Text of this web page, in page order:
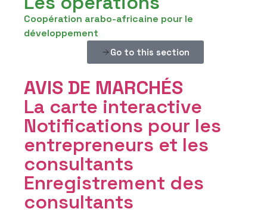
Coopération arabo-africaine pour le
développement
Go to this section
AVIS DE MARCHÉS
La carte interactive
Notifications pour les
entrepreneurs et les
consultants
Enregistrement des
consultants